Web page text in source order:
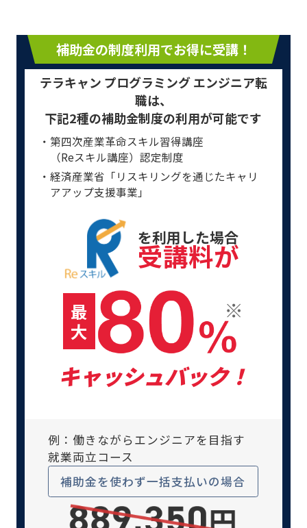
補助金の制度利用でお得に受講！
テラキャン プログラミング エンジニア転
職は、
下記2種の補助金制度の利用が可能です
・第四次産業革命スキル習得講座
（Reスキル講座）認定制度
・経済産業省「リスキリングを通じたキャリ
アアップ支援事業」
を利用した場合
受講料が
最
大
キャッシュバック！
例：働きながらエンジニアを目指す
就業両立コース
補助金を使わず一括支払いの場合